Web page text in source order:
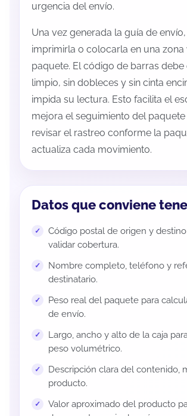
urgencia del envío.
Una vez generada la guía de
imprimirla o colocarla en una zona
paquete. El código de barras
limpio, sin dobleces y sin cinta
impida su lectura. Esto facilita el
mejora el seguimiento del
revisar el rastreo conforme la
actualiza cada movimiento.
Datos que conviene
Código postal de origen y
validar cobertura.
Nombre completo, teléfono y
destinatario.
Peso real del paquete para
de envío.
Largo, ancho y alto de la caja
peso volumétrico.
Descripción clara del contenido,
producto.
Valor aproximado del producto